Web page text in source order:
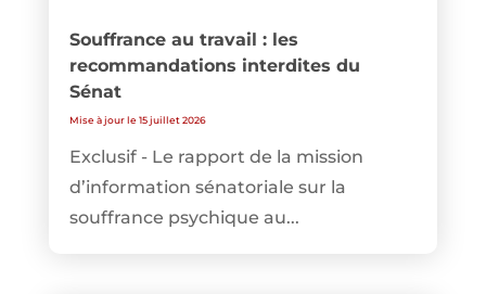
Souffrance au travail : les
recommandations interdites du
Sénat
Mise à jour le 15 juillet 2026
Exclusif - Le rapport de la mission
d’information sénatoriale sur la
souffrance psychique au...